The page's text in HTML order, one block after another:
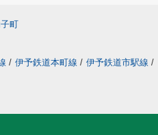
町
/ 伊予鉄道本町線 / 伊予鉄道市駅線 /